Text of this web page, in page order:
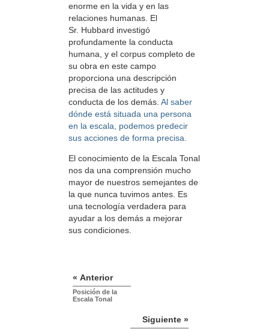
enorme en la vida y en las
relaciones humanas. El
Sr. Hubbard investigó
profundamente la conducta
humana, y el corpus completo de
su obra en este campo
proporciona una descripción
precisa de las actitudes y
conducta de los demás. Al saber
dónde está situada una persona
en la escala, podemos predecir
sus acciones de forma precisa.
El conocimiento de la Escala Tonal
nos da una comprensión mucho
mayor de nuestros semejantes de
la que nunca tuvimos antes. Es
una tecnología verdadera para
ayudar a los demás a mejorar
sus condiciones.
« Anterior
Posición de la
Escala Tonal
Siguiente »